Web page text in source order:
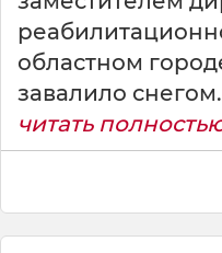
областном
завалило
читать